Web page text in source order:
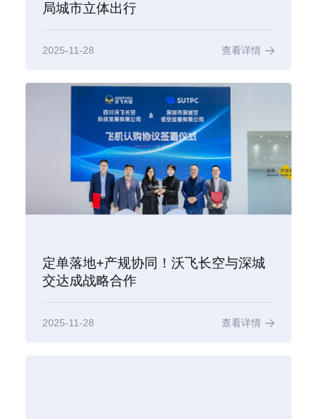
局城市立体出行
2025-11-28 查看详情
定单落地+产规协同！沃飞长空与深城
交达成战略合作
2025-11-28 查看详情